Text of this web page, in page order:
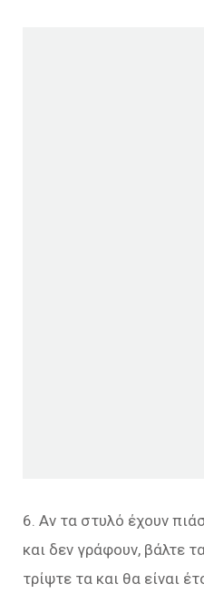
6. Αν τα στυλό έχουν
και δεν γράφουν, βάλτε
τρίψτε τα και θα είναι